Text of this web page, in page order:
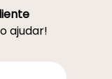
ajudar!